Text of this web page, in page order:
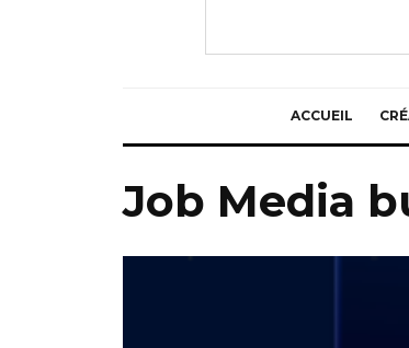
ACCUEIL
Job Media